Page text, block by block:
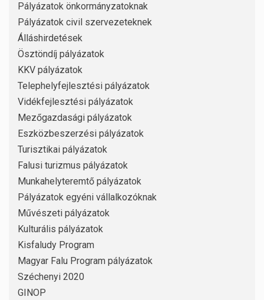
Pályázatok önkormányzatoknak
Pályázatok civil szervezeteknek
Álláshirdetések
Ösztöndíj pályázatok
KKV pályázatok
Telephelyfejlesztési pályázatok
Vidékfejlesztési pályázatok
Mezőgazdasági pályázatok
Eszközbeszerzési pályázatok
Turisztikai pályázatok
Falusi turizmus pályázatok
Munkahelyteremtő pályázatok
Pályázatok egyéni vállalkozóknak
Művészeti pályázatok
Kulturális pályázatok
Kisfaludy Program
Magyar Falu Program pályázatok
Széchenyi 2020
GINOP